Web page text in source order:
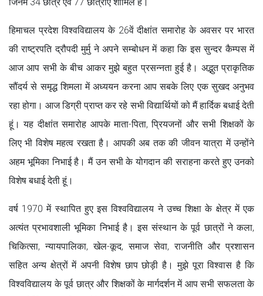
हिमाचल प्रदेश विश्वविद्यालय के 26वें दीक्षांत समारोह के अवसर पर भारत
की राष्ट्रपति द्रौपदी मुर्मु ने अपने सम्बोधन में कहा कि इस सुन्दर कैम्पस में
आज आप सभी के बीच आकर मुझे बहुत प्रसन्नता हुई है। अद्भुत प्राकृतिक
सौंदर्य से समृद्ध शिमला में अध्ययन करना आप सबके लिए एक सुखद अनुभव
रहा होगा। आज डिग्री प्राप्त कर रहे सभी विद्यार्थियों को मैं हार्दिक बधाई देती
हूं। यह दीक्षांत समारोह आपके माता-पिता, प्रियजनों और सभी शिक्षकों के
लिए भी विशेष महत्व रखता है। आपकी अब तक की जीवन यात्रा में उन्होंने
अहम भूमिका निभाई है। मैं उन सभी के योगदान की सराहना करते हुए उनको
विशेष बधाई देती हूं।
वर्ष 1970 में स्थापित हुए इस विश्वविद्यालय ने उच्च शिक्षा के क्षेत्र में एक
अत्यंत प्रभावशाली भूमिका निभाई है। इस संस्थान के पूर्व छात्रों ने कला,
चिकित्सा, न्यायपालिका, खेल-कूद, समाज सेवा, राजनीति और प्रशासन
सहित अन्य क्षेत्रों में अपनी विशेष छाप छोड़ी है। मुझे पूरा विश्वास है कि
विश्वविद्यालय के पूर्व छात्र और शिक्षकों के मार्गदर्शन में आप सभी सफलता के